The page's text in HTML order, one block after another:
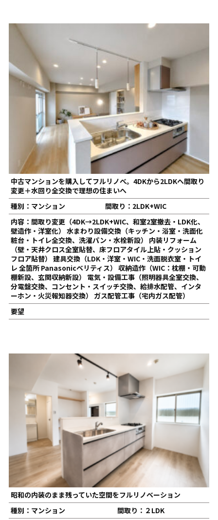
中古マンションを購入してフルリノベ。4DKから2LDKへ間取り
変更＋水回り全交換で理想の住まいへ
種別：マンション
間取り：2LDK+WIC
内容：間取り変更（4DK→2LDK+WIC、和室2室撤去・LDK化、
壁造作・洋室化） 水まわり設備交換（キッチン・浴室・洗面化
粧台・トイレ全交換、洗濯パン・水栓新設） 内装リフォーム
（壁・天井クロス全室貼替、床フロアタイル上貼・クッション
フロア貼替） 建具交換（LDK・洋室・WIC・洗面脱衣室・トイ
レ 全箇所 Panasonicベリティス） 収納造作（WIC：枕棚・可動
棚新設、玄関収納新設） 電気・設備工事（照明器具全室交換、
分電盤交換、コンセント・スイッチ交換、給排水配管、インタ
ーホン・火災報知器交換） ガス配管工事（宅内ガス配管）
要望
昭和の内装のまま残っていた空間をフルリノベーション
種別：マンション
間取り：２LDK